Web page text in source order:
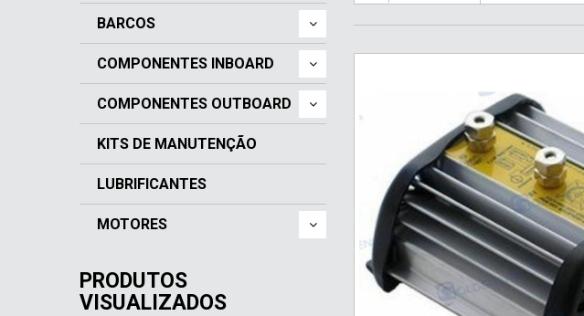
BARCOS
COMPONENTES INBOARD
COMPONENTES OUTBOARD
KITS DE MANUTENÇÃO
LUBRIFICANTES
MOTORES
PRODUTOS
VISUALIZADOS